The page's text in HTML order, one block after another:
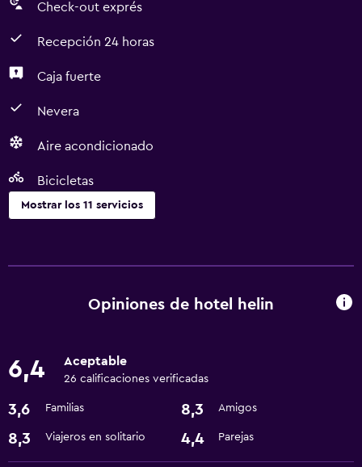
Check-out exprés
Recepción 24 horas
Caja fuerte
Nevera
Aire acondicionado
Bicicletas
Mostrar los 11 servicios
Servicio de habitaciones
Servicios básicos
Aire acondicionado
Accesibilidad y adecuación
Opiniones de hotel helin
6,4 Aceptable
26 calificaciones verificadas
3,6 Familias 8,3 Amigos
8,3 Viajeros en solitario 4,4 Parejas